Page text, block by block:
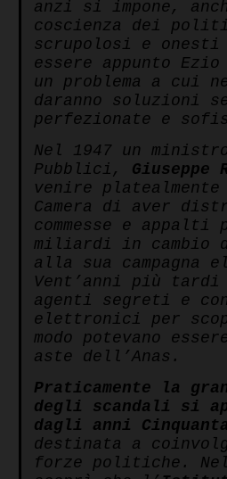
anzi si impone,
coscienza dei
scrupolosi e onesti
essere appunto
un problema a cui
daranno soluzioni
perfezionate e
Nel 1947 un
Pubblici, Giuseppe
venire
Camera di aver
commesse e appalti
miliardi in cambio
alla sua campagna
Vent’anni più tardi
agenti segreti e
elettronici per
modo potevano
aste dell’Anas.
Praticamente la
degli scandali si
dagli anni Cinquanta
destinata a
forze politiche.